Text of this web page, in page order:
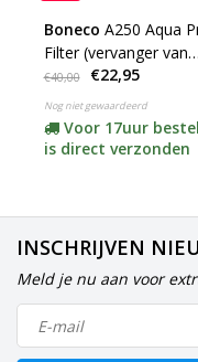
Boneco A250 Aqua
Filter (vervanger van
7531 + 7533)
€40,00 €22,95
Nog niet gewaardeerd
Voor 17uur
is direct verzonden
INSCHRIJVEN
Meld je nu aan voor